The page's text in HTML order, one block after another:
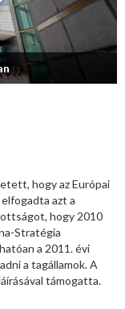
hogy az Európai
azt a
hogy 2010
Stratégia
a 2011. évi
a tagállamok. A
támogatta.